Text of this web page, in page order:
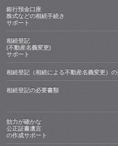
銀行預金口座
株式などの相続手続き
サポート
相続登記
(不動産名義変更)
サポート
相続登記（相続による不動産名義変更）
相続登記の必要書類
効力が確かな
公正証書遺言
の作成サポート